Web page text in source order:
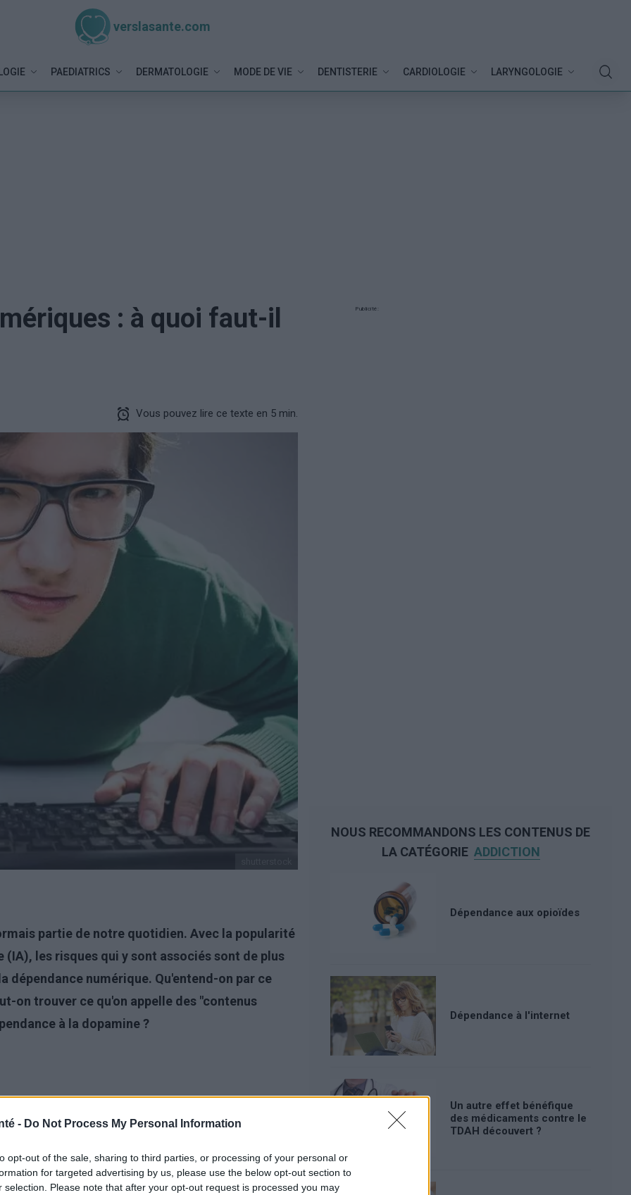
- Do Not Process My Personal Information
opt-out of the sale, sharing to third parties, or processing of your personal or
for targeted advertising by us, please use the below opt-out section to
selection. Please note that after your opt-out request is processed you may
verslasante.com
PAEDIATRICS DERMATOLOGIE MODE DE VIE DENTISTERIE CARDIOLOGIE LARYNGOLOGIE
: à quoi faut-il
Vous pouvez lire ce texte en 5 min.
partie de notre quotidien. Avec la popularité
les risques qui y sont associés sont de plus
dépendance numérique. Qu'entend-on par ce
on trouver ce qu'on appelle des "contenus
à la dopamine ?
Publicité:
NOUS RECOMMANDONS LES CONTENUS DE
LA CATÉGORIE ADDICTION
Dépendance aux opioïdes
Dépendance à l'internet
Un autre effet bénéfique
des médicaments contre le
TDAH découvert ?